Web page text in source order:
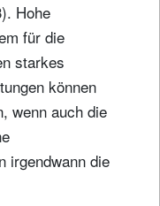
Hohe
für die
starkes
können
wenn auch die
irgendwann die